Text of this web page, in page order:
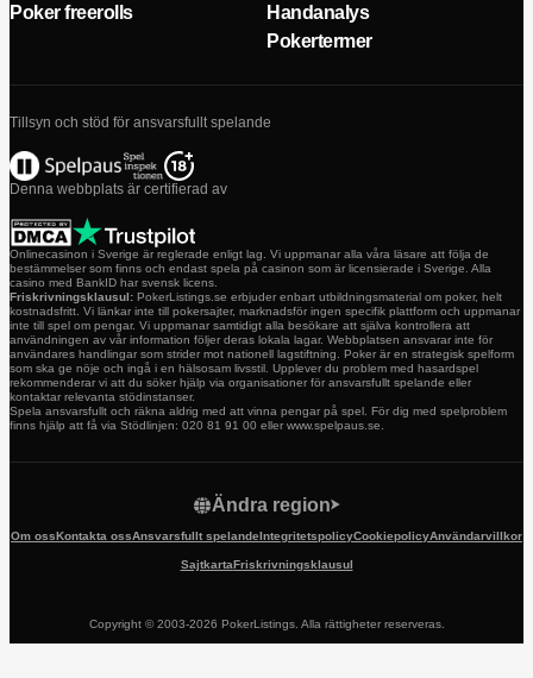
Poker freerolls
Handanalys
Pokertermer
Tillsyn och stöd för ansvarsfullt spelande
Denna webbplats är certifierad av
Onlinecasinon i Sverige är reglerade enligt lag. Vi uppmanar alla våra läsare att följa de
bestämmelser som finns och endast spela på casinon som är licensierade i Sverige. Alla
casino med BankID har svensk licens.
Friskrivningsklausul: PokerListings.se erbjuder enbart utbildningsmaterial om poker, helt
kostnadsfritt. Vi länkar inte till pokersajter, marknadsför ingen specifik plattform och uppmanar
inte till spel om pengar. Vi uppmanar samtidigt alla besökare att själva kontrollera att
användningen av vår information följer deras lokala lagar. Webbplatsen ansvarar inte för
användares handlingar som strider mot nationell lagstiftning. Poker är en strategisk spelform
som ska ge nöje och ingå i en hälsosam livsstil. Upplever du problem med hasardspel
rekommenderar vi att du söker hjälp via organisationer för ansvarsfullt spelande eller
kontaktar relevanta stödinstanser.
Spela ansvarsfullt och räkna aldrig med att vinna pengar på spel. För dig med spelproblem
finns hjälp att få via Stödlinjen: 020 81 91 00 eller www.spelpaus.se.
Om ossKontakta ossAnsvarsfullt spelandeIntegritetspolicyCookiepolicyAnvändarvillkor
SajtkartaFriskrivningsklausul
Ändra region
Copyright © 2003-2026 PokerListings. Alla rättigheter reserveras.